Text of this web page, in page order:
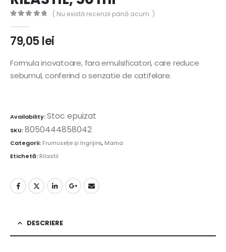
( Nu există recenzii până acum. )
79,05lei
Formula inovatoare, fara emulsificatori, care reduce
sebumul, conferind o senzatie de catifelare.
Availability:Stoc epuizat
SKU:8050444858042
Categorii: Frumusețe și îngrijire, Mama
Etichetă: Rilastil
DESCRIERE